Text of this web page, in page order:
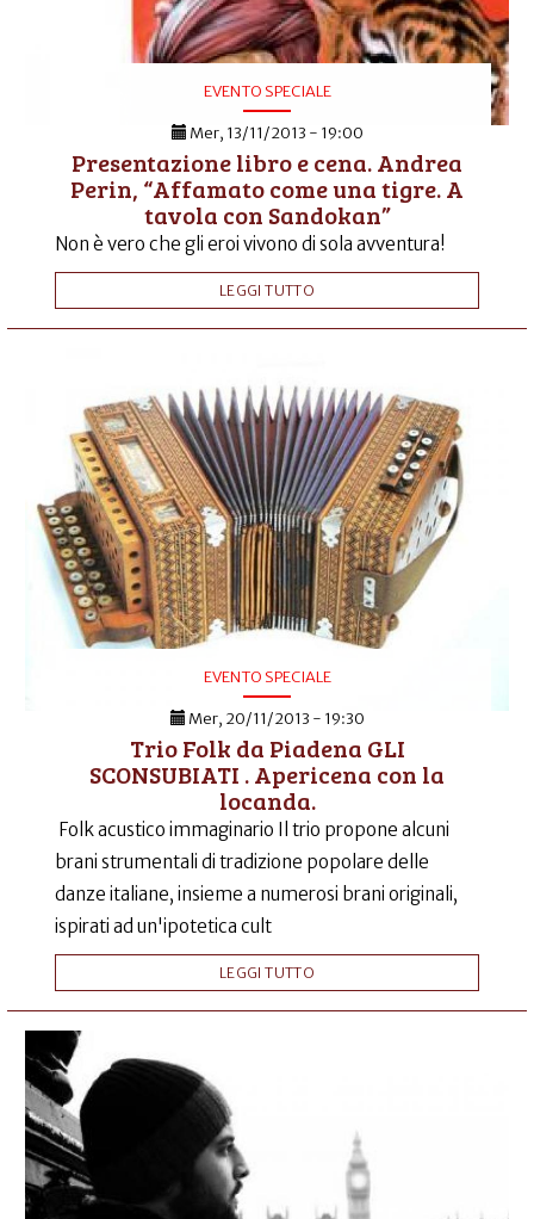
EVENTO SPECIALE
Mer, 13/11/2013 - 19:00
Presentazione libro e cena. Andrea
Perin, “Affamato come una tigre. A
tavola con Sandokan”
Non è vero che gli eroi vivono di sola avventura!
LEGGI TUTTO
EVENTO SPECIALE
Mer, 20/11/2013 - 19:30
Trio Folk da Piadena GLI
SCONSUBIATI . Apericena con la
locanda.
Folk acustico immaginario Il trio propone alcuni
brani strumentali di tradizione popolare delle
danze italiane, insieme a numerosi brani originali,
ispirati ad un'ipotetica cult
LEGGI TUTTO